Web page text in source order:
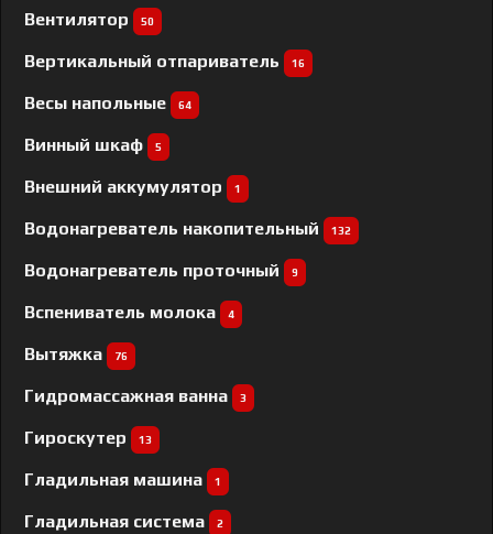
Вентилятор 50
Вертикальный отпариватель 16
Весы напольные 64
Винный шкаф 5
Внешний аккумулятор 1
Водонагреватель накопительный 132
Водонагреватель проточный 9
Вспениватель молока 4
Вытяжка 76
Гидромассажная ванна 3
Гироскутер 13
Гладильная машина 1
Гладильная система 2